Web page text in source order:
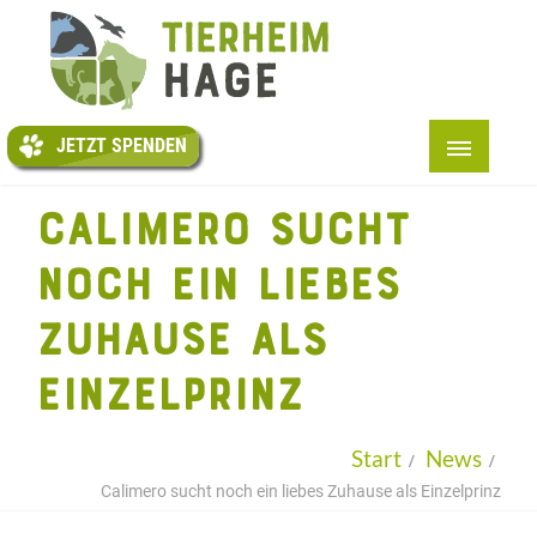
SPENDEN
JETZT SPENDEN
ÜBER UNS
TIERE
HELFEN
TAFEL
+
CALIMERO SUCHT
NOCH EIN LIEBES
ZUHAUSE ALS
EINZELPRINZ
Start News
Calimero sucht noch ein liebes Zuhause als Einzelprinz